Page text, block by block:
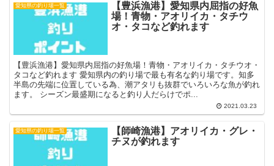
愛知県の釣り場一覧
【豊浜漁港】愛知県内屈指の好魚
場！青物・アオリイカ・タチウ
オ・タコなど釣れます
【豊浜漁港】愛知県内屈指の好魚場！青物・アオリイカ・タチウオ・
タコなど釣れます 愛知県内の釣り場で最も有名な釣り場です。知多
半島の先端に位置している為、潮アタリも抜群でいろいろな魚が釣れ
ます。 シーズン最盛期になると釣り人だらけでポ...
2021.03.23
愛知県の釣り場一覧
【師崎漁港】アオリイカ・グレ・
チヌが釣れます